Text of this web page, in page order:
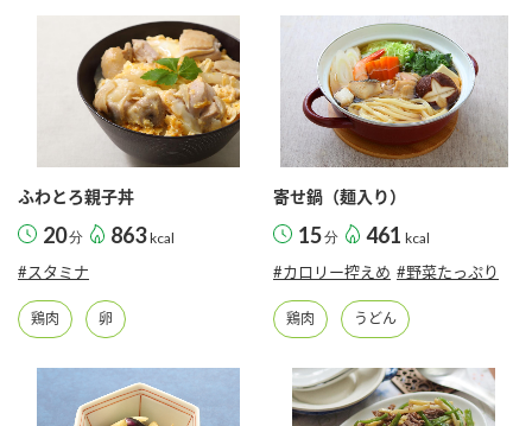
スープ 中華
クイック調味料 レモン果汁
お酢ドリンク
味ぽん
ぽん酢
かおりの蔵
つゆ
鍋なび
納豆のサイト
PIN印
千夜
企業理念
ミツカンの歴史
ミツカンを知る
環境への取り組み
MIM（ミツカンミュージアム）
採用情報
ニュースリリース
お客様相談センター
お客様の声をいかしました
販売終了製品のご案内
ふわとろ親子丼
20分 863 kcal
#スタミナ
鶏肉 卵
寄せ鍋（麺入り）
15分 461 kcal
#カロリー控えめ #野菜たっぷり
鶏肉 うどん